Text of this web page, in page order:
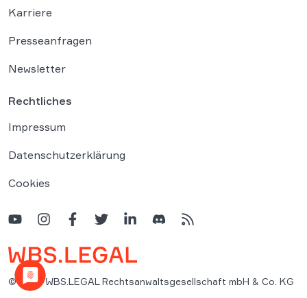
Karriere
Presseanfragen
Newsletter
Rechtliches
Impressum
Datenschutzerklärung
Cookies
© 2026 WBS.LEGAL Rechtsanwaltsgesellschaft mbH & Co. KG